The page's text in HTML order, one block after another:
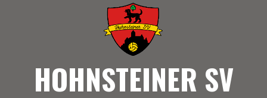
HOHNSTEINER SV